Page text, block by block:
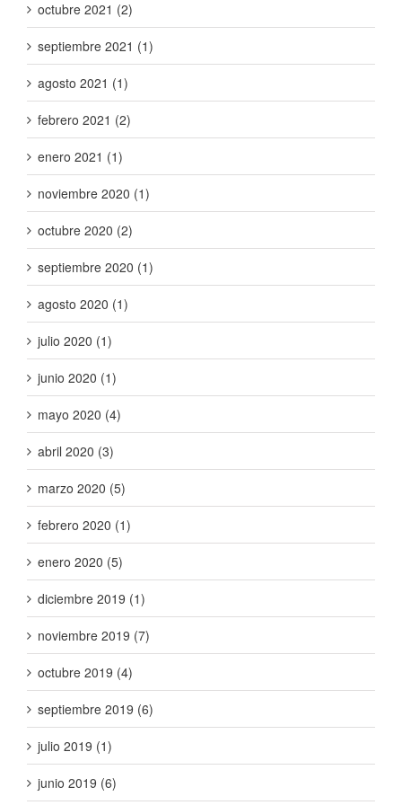
octubre 2021 (2)
septiembre 2021 (1)
agosto 2021 (1)
febrero 2021 (2)
enero 2021 (1)
noviembre 2020 (1)
octubre 2020 (2)
septiembre 2020 (1)
agosto 2020 (1)
julio 2020 (1)
junio 2020 (1)
mayo 2020 (4)
abril 2020 (3)
marzo 2020 (5)
febrero 2020 (1)
enero 2020 (5)
diciembre 2019 (1)
noviembre 2019 (7)
octubre 2019 (4)
septiembre 2019 (6)
julio 2019 (1)
junio 2019 (6)